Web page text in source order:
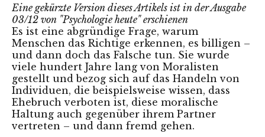
Eine gekürzte Version dieses Artikels ist in der Ausgabe
03/12 von "Psychologie heute" erschienen
Es ist eine abgründige Frage, warum
Menschen das Richtige erkennen, es billigen –
und dann doch das Falsche tun. Sie wurde
viele hundert Jahre lang von Moralisten
gestellt und bezog sich auf das Handeln von
Individuen, die beispielsweise wissen, dass
Ehebruch verboten ist, diese moralische
Haltung auch gegenüber ihrem Partner
vertreten – und dann fremd gehen.